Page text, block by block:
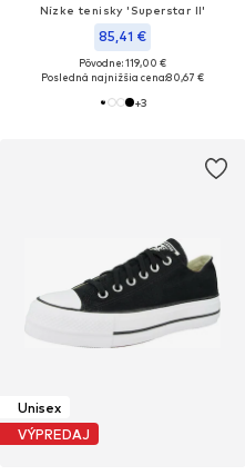
Nízke tenisky 'Superstar II'
85,41 €
Pôvodne: 119,00 €
Posledná najnižšia cena:80,67 €
+3
Unisex
VÝPREDAJ